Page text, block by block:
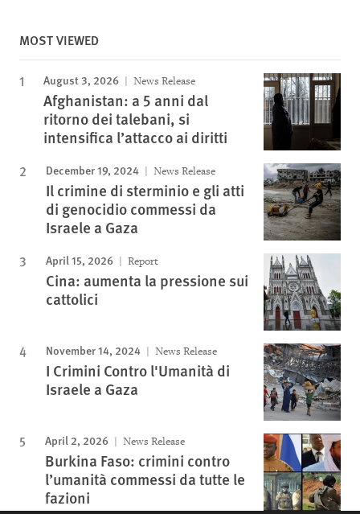
MOST VIEWED
August 3, 2026 News Release
Afghanistan: a 5 anni dal
ritorno dei talebani, si
intensifica l’attacco ai diritti
December 19, 2024 News Release
Il crimine di sterminio e gli atti
di genocidio commessi da
Israele a Gaza
April 15, 2026 Report
Cina: aumenta la pressione sui
cattolici
November 14, 2024 News Release
I Crimini Contro l'Umanità di
Israele a Gaza
April 2, 2026 News Release
Burkina Faso: crimini contro
l’umanità commessi da tutte le
fazioni